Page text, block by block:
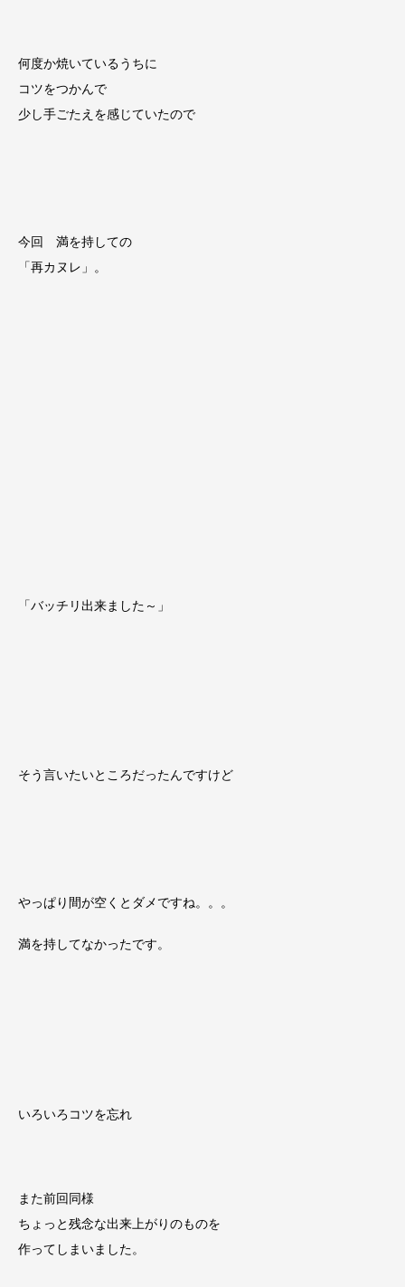
何度か焼いているうちに
コツをつかんで
少し手ごたえを感じていたので
今回 満を持しての
「再カヌレ」。
「バッチリ出来ました～」
そう言いたいところだったんですけど
やっぱり間が空くとダメですね。。。
満を持してなかったです。
いろいろコツを忘れ
また前回同様
ちょっと残念な出来上がりのものを
作ってしまいました。